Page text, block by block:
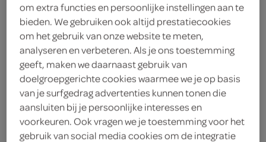
The Old Dutch Farmlight
aansteekmiddel
The Old Dutch Farmlight
om extra functies en persoonlijke instellingen aan te
bieden. We gebruiken ook altijd prestatiecookies
om het gebruik van onze website te meten,
analyseren en verbeteren. Als je ons toestemming
geeft, maken we daarnaast gebruik van
doelgroepgerichte cookies waarmee we je op basis
van je surfgedrag advertenties kunnen tonen die
aansluiten bij je persoonlijke interesses en
voorkeuren. Ook vragen we je toestemming voor het
gebruik van social media cookies om de integratie